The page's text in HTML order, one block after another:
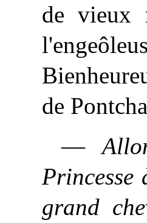
de vieux
de
—
Princesse
grand